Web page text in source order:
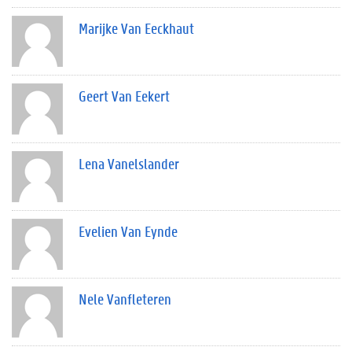
Marijke Van Eeckhaut
Geert Van Eekert
Lena Vanelslander
Evelien Van Eynde
Nele Vanfleteren